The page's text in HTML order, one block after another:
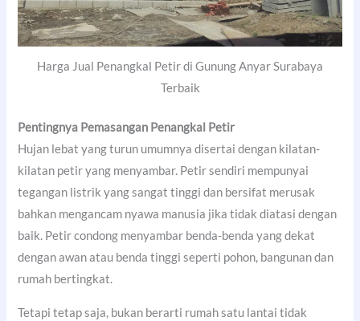
Harga Jual Penangkal Petir di Gunung Anyar Surabaya
Terbaik
Pentingnya Pemasangan Penangkal Petir
Hujan lebat yang turun umumnya disertai dengan kilatan-
kilatan petir yang menyambar. Petir sendiri mempunyai
tegangan listrik yang sangat tinggi dan bersifat merusak
bahkan mengancam nyawa manusia jika tidak diatasi dengan
baik. Petir condong menyambar benda-benda yang dekat
dengan awan atau benda tinggi seperti pohon, bangunan dan
rumah bertingkat.
Tetapi tetap saja, bukan berarti rumah satu lantai tidak